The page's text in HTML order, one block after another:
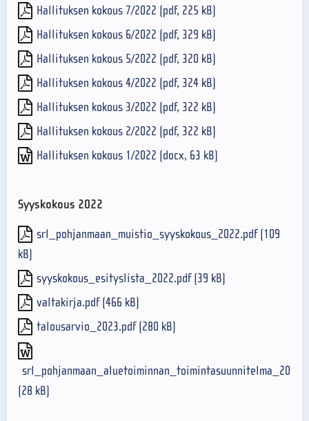
Hallituksen kokous 7/2022 (pdf, 225 kB)
Hallituksen kokous 6/2022 (pdf, 329 kB)
Hallituksen kokous 5/2022 (pdf, 320 kB)
Hallituksen kokous 4/2022 (pdf, 324 kB)
Hallituksen kokous 3/2022 (pdf, 322 kB)
Hallituksen kokous 2/2022 (pdf, 322 kB)
Hallituksen kokous 1/2022 (docx, 63 kB)
Syyskokous 2022
srl_pohjanmaan_muistio_syyskokous_2022.pdf (109
kB)
syyskokous_esityslista_2022.pdf (39 kB)
valtakirja.pdf (466 kB)
talousarvio_2023.pdf (280 kB)
(28 kB)